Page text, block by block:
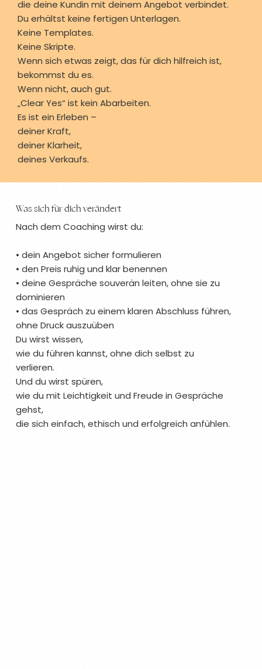
die deine Kundin mit deinem Angebot verbindet.
Du erhältst keine fertigen Unterlagen.
Keine Templates.
Keine Skripte.
Wenn sich etwas zeigt, das für dich hilfreich ist,
bekommst du es.
Wenn nicht, auch gut.
„Clear Yes“ ist kein Abarbeiten.
Es ist ein Erleben –
deiner Kraft,
deiner Klarheit,
deines Verkaufs.
Was sich für dich verändert
Nach dem Coaching wirst du:
• dein Angebot sicher formulieren
• den Preis ruhig und klar benennen
• deine Gespräche souverän leiten, ohne sie zu
dominieren
• das Gespräch zu einem klaren Abschluss führen,
ohne Druck auszuüben
Du wirst wissen,
wie du führen kannst, ohne dich selbst zu
verlieren.
Und du wirst spüren,
wie du mit Leichtigkeit und Freude in Gespräche
gehst,
die sich einfach, ethisch und erfolgreich anfühlen.